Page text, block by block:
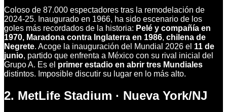
Coloso de 87.000 espectadores tras la remodelación de
2024-25. Inaugurado en 1966, ha sido escenario de los
goles más recordados de la historia: Pelé y compañía en
1970, Maradona contra Inglaterra en 1986, chilena de
Negrete. Acoge la inauguración del Mundial 2026 el 11 de
junio, partido que enfrenta a México con su rival inicial del
Grupo A. Es el primer estadio en abrir tres Mundiales
distintos. Imposible discutir su lugar en lo más alto.
2. MetLife Stadium · Nueva York/NJ